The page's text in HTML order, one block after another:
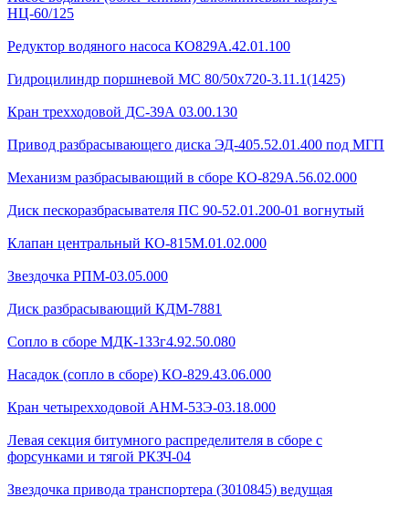
НЦ-60/125
Редуктор водяного насоса КО829А.42.01.100
Гидроцилиндр поршневой МС 80/50х720-3.11.1(1425)
Кран трехходовой ДС-39А 03.00.130
Привод разбрасывающего диска ЭД-405.52.01.400 под МГП
Механизм разбрасывающий в сборе КО-829А.56.02.000
Диск пескоразбрасывателя ПС 90-52.01.200-01 вогнутый
Клапан центральный КО-815М.01.02.000
Звездочка РПМ-03.05.000
Диск разбрасывающий КДМ-7881
Сопло в сборе МДК-133г4.92.50.080
Насадок (сопло в сборе) КО-829.43.06.000
Кран четырехходовой AHМ-53Э-03.18.000
Левая секция битумного распределителя в сборе с
форсунками и тягой РКЗЧ-04
Звездочка привода транспортера (3010845) ведущая